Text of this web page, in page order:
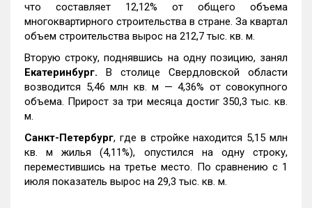
что составляет 12,12% от общего объема
многоквартирного строительства в стране. За квартал
объем строительства вырос на 212,7 тыс. кв. м.
Вторую строку, поднявшись на одну позицию, занял
Екатеринбург. В столице Свердловской области
возводится 5,46 млн кв. м — 4,36% от совокупного
объема. Прирост за три месяца достиг 350,3 тыс. кв.
м.
Санкт-Петербург, где в стройке находится 5,15 млн
кв. м жилья (4,11%), опустился на одну строку,
переместившись на третье место. По сравнению с 1
июля показатель вырос на 29,3 тыс. кв. м.